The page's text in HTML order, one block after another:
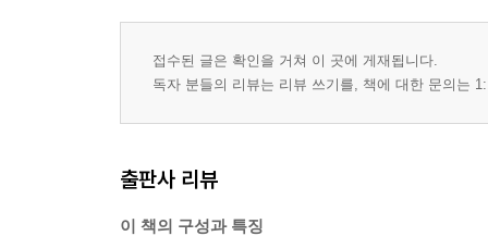
접수된 글은 확인을 거쳐 이 곳에 게재됩니다.
독자 분들의 리뷰는 리뷰 쓰기를, 책에 대한 문의는
출판사 리뷰
이 책의 구성과 특징